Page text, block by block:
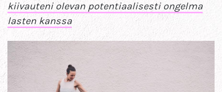
kiivauteni olevan potentiaalisesti ongelma
lasten kanssa